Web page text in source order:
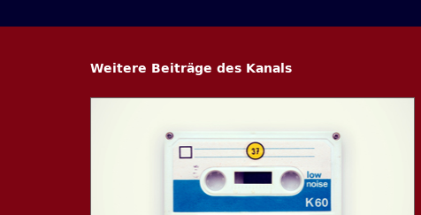
Weitere Beiträge des Kanals